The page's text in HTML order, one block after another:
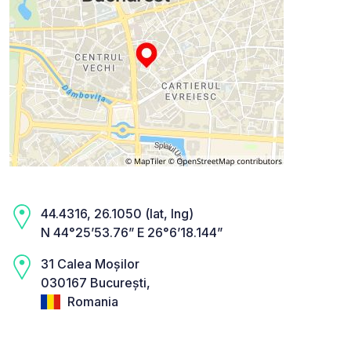
44.4316, 26.1050 (lat, lng)
N 44°25’53.76” E 26°6’18.144”
31 Calea Moșilor
030167 București,
Romania